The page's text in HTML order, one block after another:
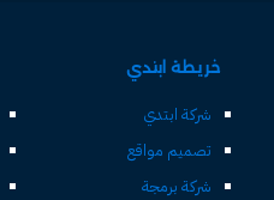
خريطة ابتدي
شركة ابتدي
تصميم مواقع
شركة برمجة